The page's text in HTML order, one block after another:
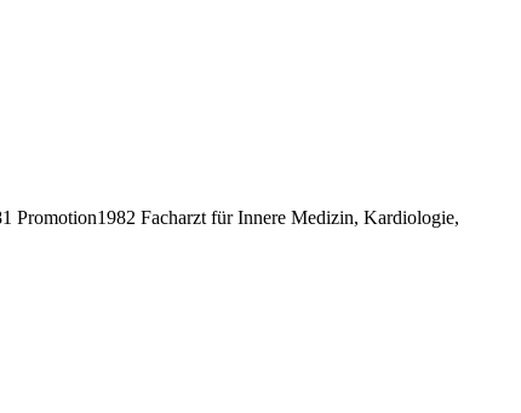
Promotion1982 Facharzt für Innere Medizin, Kardiologie,